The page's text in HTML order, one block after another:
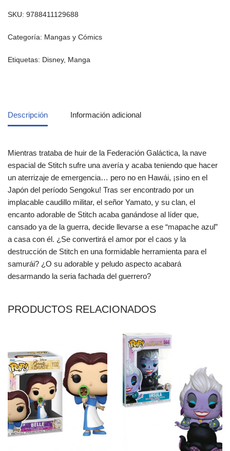
SKU: 9788411129688
Categoría: Mangas y Cómics
Etiquetas: Disney, Manga
Descripción Información adicional
Mientras trataba de huir de la Federación Galáctica, la nave
espacial de Stitch sufre una avería y acaba teniendo que hacer
un aterrizaje de emergencia… pero no en Hawái, ¡sino en el
Japón del período Sengoku! Tras ser encontrado por un
implacable caudillo militar, el señor Yamato, y su clan, el
encanto adorable de Stitch acaba ganándose al líder que,
cansado ya de la guerra, decide llevarse a ese “mapache azul”
a casa con él. ¿Se convertirá el amor por el caos y la
destrucción de Stitch en una formidable herramienta para el
samurái? ¿O su adorable y peludo aspecto acabará
desarmando la seria fachada del guerrero?
PRODUCTOS RELACIONADOS